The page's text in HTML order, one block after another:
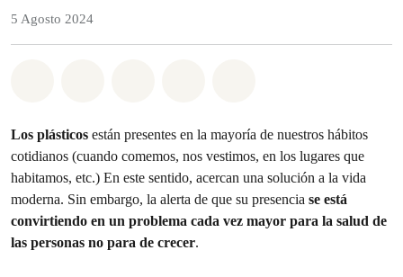
5 Agosto 2024
Los plásticos están presentes en la mayoría de nuestros hábitos
cotidianos (cuando comemos, nos vestimos, en los lugares que
habitamos, etc.) En este sentido, acercan una solución a la vida
moderna. Sin embargo, la alerta de que su presencia se está
convirtiendo en un problema cada vez mayor para la salud de
las personas no para de crecer.